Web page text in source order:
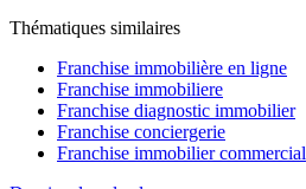
Thématiques similaires
Franchise immobilière en ligne
Franchise immobiliere
Franchise diagnostic immobilier
Franchise conciergerie
Franchise immobilier commercial